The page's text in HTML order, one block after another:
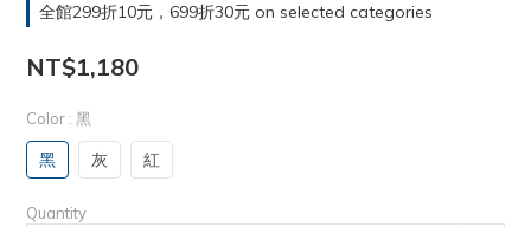
全館299折10元，699折30元 on selected categories
NT$1,180
Color : 黑
黑 灰 紅
Quantity